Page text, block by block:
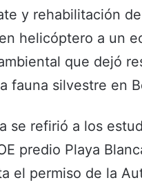
y rehabilitación
helicóptero a un
que dejó
fauna silvestre en
se refirió a los
predio Playa
el permiso de la